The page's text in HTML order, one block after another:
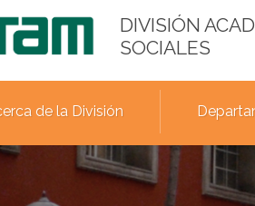
DIVISIÓN
SOCIALES
de la División